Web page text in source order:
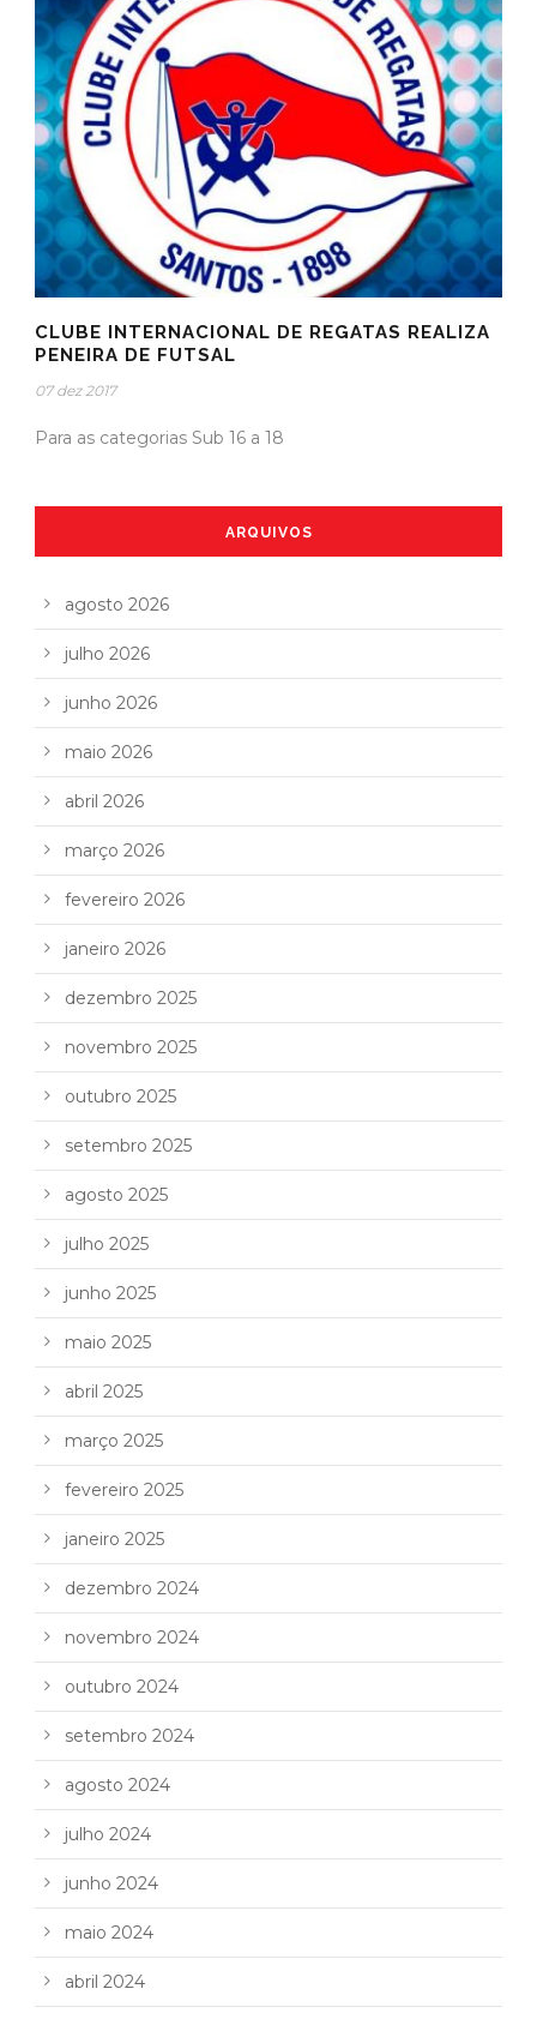
CLUBE INTERNACIONAL DE REGATAS REALIZA
PENEIRA DE FUTSAL
07 dez 2017
Para as categorias Sub 16 a 18
ARQUIVOS
agosto 2026
julho 2026
junho 2026
maio 2026
abril 2026
março 2026
fevereiro 2026
janeiro 2026
dezembro 2025
novembro 2025
outubro 2025
setembro 2025
agosto 2025
julho 2025
junho 2025
maio 2025
abril 2025
março 2025
fevereiro 2025
janeiro 2025
dezembro 2024
novembro 2024
outubro 2024
setembro 2024
agosto 2024
julho 2024
junho 2024
maio 2024
abril 2024